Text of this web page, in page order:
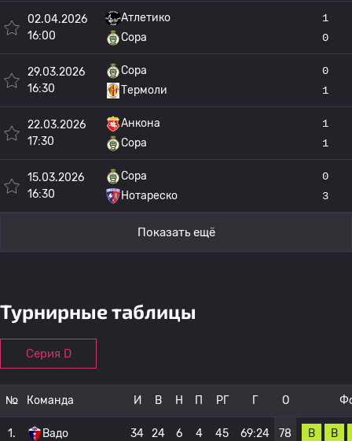
02.04.2026
16:00
Атлетико
Сора
1
0
29.03.2026
16:30
Сора
Термоли
0
1
22.03.2026
17:30
Анкона
Сора
1
1
15.03.2026
16:30
Сора
Нотареско
0
3
Показать ещё
Турнирные таблицы
Серия D
№ Команда И В Н П РГ Г О
1. Вадо 34 24 6 4 45 69:24 78 В В